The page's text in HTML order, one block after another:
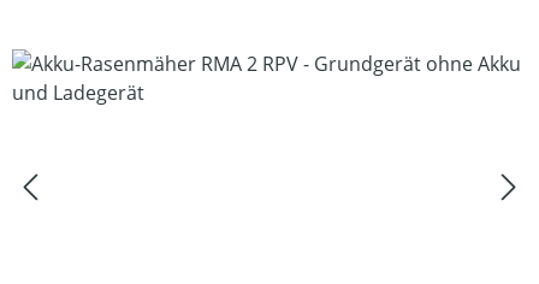
Bildergalerie überspringen